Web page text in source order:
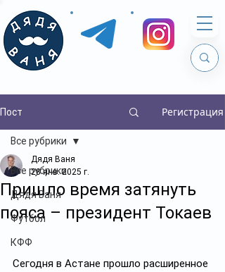
Пост Регистрация
Все рубрики
Дядя Ваня
Футбол
КФФ
Все рубрики
Пришло время затянуть
пояса – президент Токаев
Дядя Ваня
28 янв. 2025 г.
Сегодня в Астане прошло расширенное